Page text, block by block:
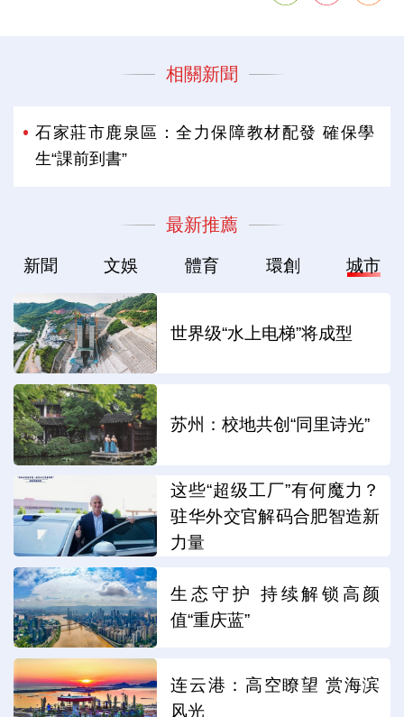
相關新聞
石家莊市鹿泉區：全力保障教材配發 確保學
生“課前到書”
最新推薦
新聞 文娛 體育 環創 城市
世界级“水上电梯”将成型
苏州：校地共创“同里诗光”
这些“超级工厂”有何魔力？
驻华外交官解码合肥智造新
力量
生态守护 持续解锁高颜
值“重庆蓝”
连云港：高空瞭望 赏海滨
风光